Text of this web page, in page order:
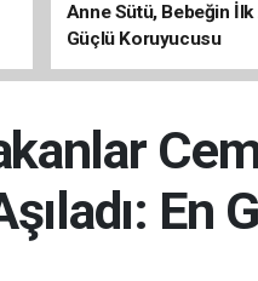
Anne Sütü, Bebeğin İlk
Güçlü Koruyucusu
En